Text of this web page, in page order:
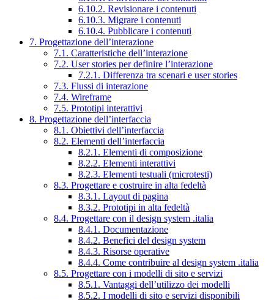
6.10.2. Revisionare i contenuti
6.10.3. Migrare i contenuti
6.10.4. Pubblicare i contenuti
7. Progettazione dell’interazione
7.1. Caratteristiche dell’interazione
7.2. User stories per definire l’interazione
7.2.1. Differenza tra scenari e user stories
7.3. Flussi di interazione
7.4. Wireframe
7.5. Prototipi interattivi
8. Progettazione dell’interfaccia
8.1. Obiettivi dell’interfaccia
8.2. Elementi dell’interfaccia
8.2.1. Elementi di composizione
8.2.2. Elementi interattivi
8.2.3. Elementi testuali (microtesti)
8.3. Progettare e costruire in alta fedeltà
8.3.1. Layout di pagina
8.3.2. Prototipi in alta fedeltà
8.4. Progettare con il design system .italia
8.4.1. Documentazione
8.4.2. Benefici del design system
8.4.3. Risorse operative
8.4.4. Come contribuire al design system .italia
8.5. Progettare con i modelli di sito e servizi
8.5.1. Vantaggi dell’utilizzo dei modelli
8.5.2. I modelli di sito e servizi disponibili